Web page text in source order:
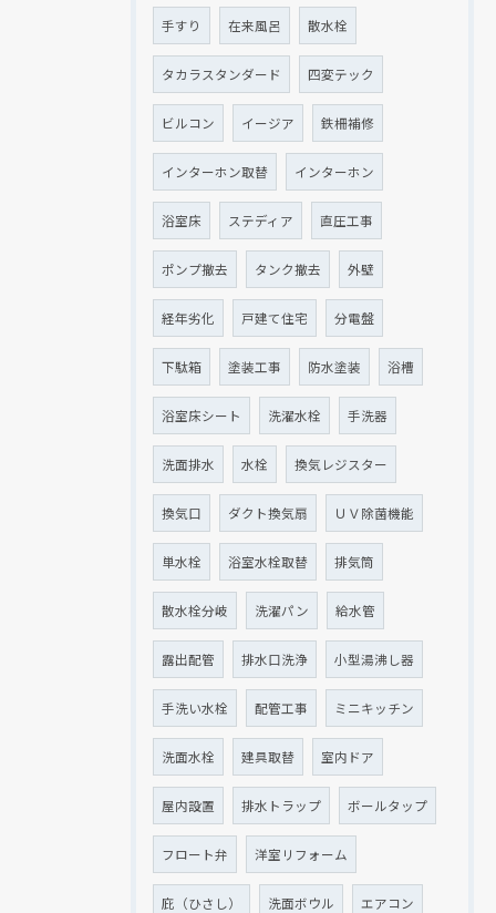
手すり 在来風呂 散水栓
タカラスタンダード 四変テック
ビルコン イージア 鉄柵補修
インターホン取替 インターホン
浴室床 ステディア 直圧工事
ポンプ撤去 タンク撤去 外壁
経年劣化 戸建て住宅 分電盤
下駄箱 塗装工事 防水塗装 浴槽
浴室床シート 洗濯水栓 手洗器
洗面排水 水栓 換気レジスター
換気口 ダクト換気扇 ＵＶ除菌機能
単水栓 浴室水栓取替 排気筒
散水栓分岐 洗濯パン 給水管
露出配管 排水口洗浄 小型湯沸し器
手洗い水栓 配管工事 ミニキッチン
洗面水栓 建具取替 室内ドア
屋内設置 排水トラップ ボールタップ
フロート弁 洋室リフォーム
庇（ひさし） 洗面ボウル エアコン